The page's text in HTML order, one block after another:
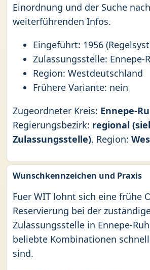
Einordnung und der Suche nach
weiterführenden Infos.
Eingeführt: 1956
Zulassungsstelle: Ennepe-
Region: Westdeutschland
Frühere Variante: nein
Zugeordneter Kreis: Ennepe-
Regierungsbezirk: regional
Zulassungsstelle). Region:
Wunschkennzeichen und Praxis
Fuer WIT lohnt sich eine frühe
Reservierung bei der
Zulassungsstelle in Ennepe-
beliebte Kombinationen
sind.